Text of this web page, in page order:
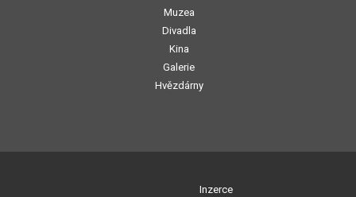
Muzea
Divadla
Kina
Galerie
Hvězdárny
Inzerce